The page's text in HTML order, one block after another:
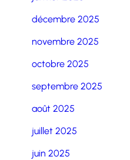
décembre 2025
novembre 2025
octobre 2025
septembre 2025
août 2025
juillet 2025
juin 2025